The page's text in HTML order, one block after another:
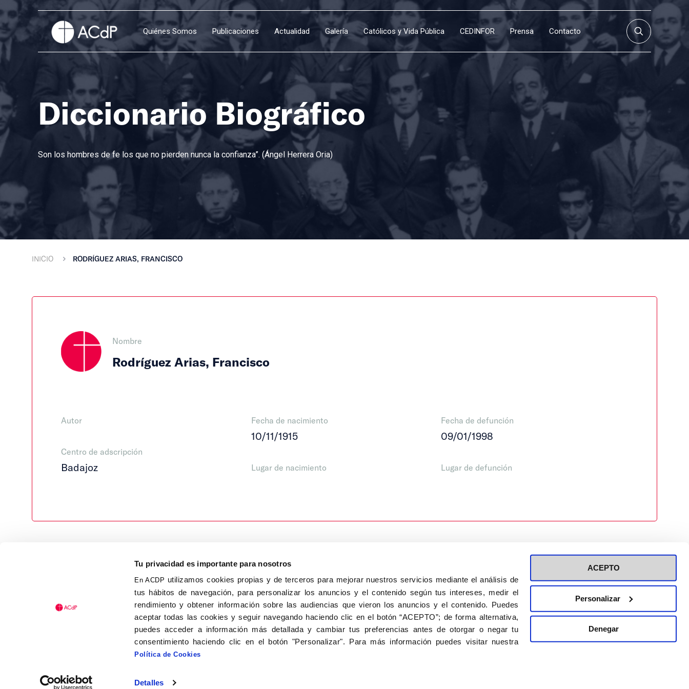
Tu privacidad es importante para nosotros
En ACDP utilizamos cookies propias y de terceros para mejorar nuestros servicios mediante el análisis de
tus hábitos de navegación, para personalizar los anuncios y el contenido según tus intereses, medir el
rendimiento y obtener información sobre las audiencias que vieron los anuncios y el contenido. Puedes
aceptar todas las cookies y seguir navegando haciendo clic en el botón “ACEPTO”; de forma alternativa,
puedes acceder a información más detallada y cambiar tus preferencias antes de otorgar o negar tu
consentimiento haciendo clic en el botón "Personalizar". Para más información puedes visitar nuestra
Política de Cookies
Detalles
ACEPTO
Personalizar
Denegar
Quiénes Somos Publicaciones Actualidad Galería Católicos y Vida Pública CEDINFOR Prensa Contacto
Diccionario Biográfico
Son los hombres de fe los que no pierden nunca la confianza”. (Ángel Herrera Oria)
INICIO RODRÍGUEZ ARIAS, FRANCISCO
Nombre
Rodríguez Arias, Francisco
Autor
Centro de adscripción
Badajoz
Fecha de nacimiento
10/11/1915
Lugar de nacimiento
Fecha de defunción
09/01/1998
Lugar de defunción
Calle Isaac Peral, 58 C.P.: 28040, Madrid
Tel (+34) 91 456 63 27
Fax: (+34) 91 535 19 98
acdp@acdp.es
Aviso Legal Inscripción a eventos
Política de privacidad de RRSS
Política de cookies